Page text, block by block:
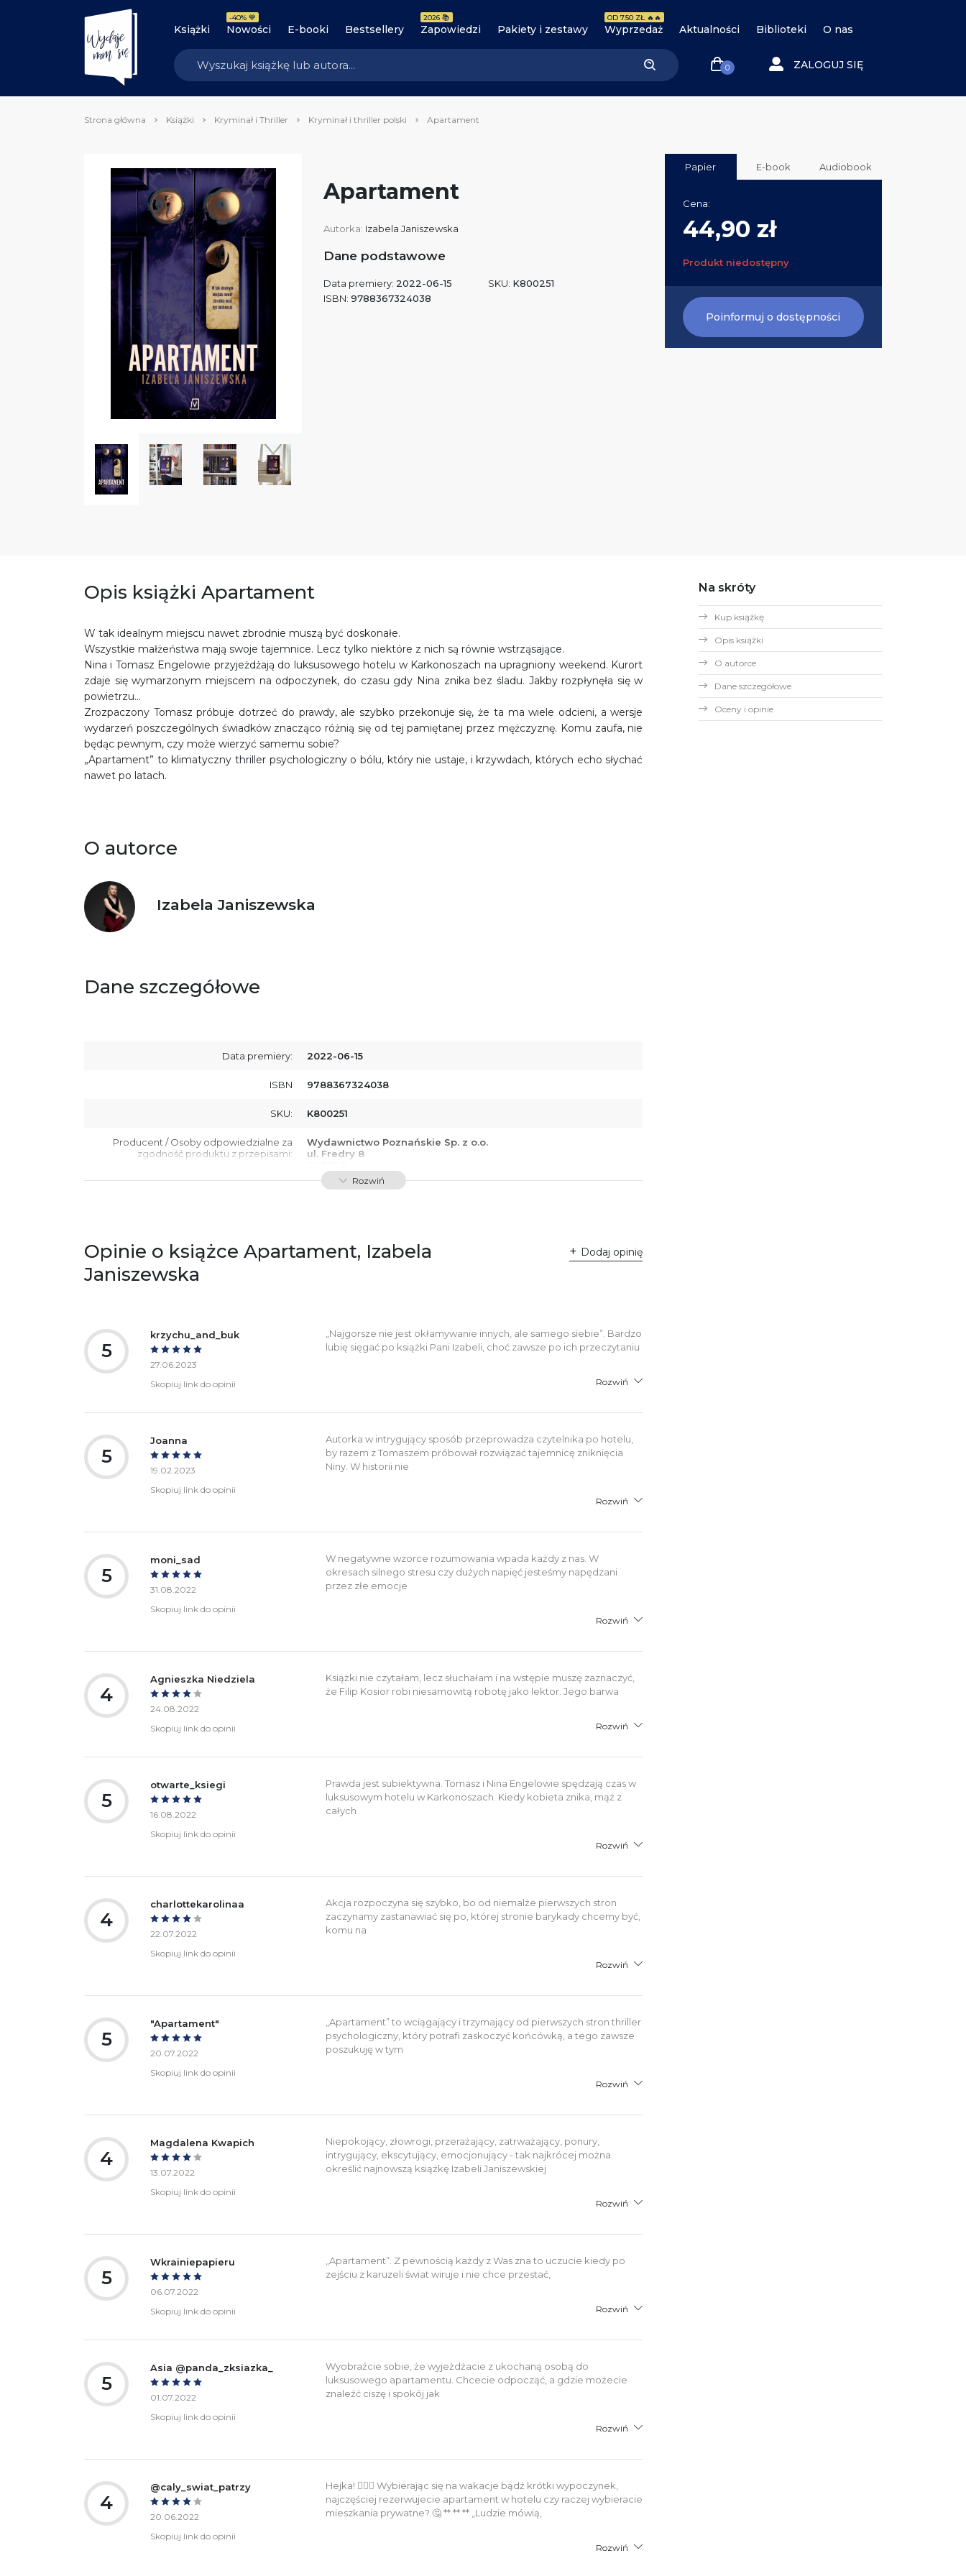
Książki Nowości
-40% 💙
E-booki Bestsellery Zapowiedzi
2026 📚
Pakiety i zestawy Wyprzedaż
OD 7.50 ZŁ 🔥🔥
Aktualności Biblioteki O nas
0 ZALOGUJ SIĘ
Strona główna Książki Kryminał i Thriller Kryminał i thriller polski Apartament
Apartament
Autorka: Izabela Janiszewska
Dane podstawowe
Data premiery: 2022-06-15
ISBN: 9788367324038
SKU: K800251
Papier E-book Audiobook
Cena:
44,90 zł
Produkt niedostępny
Poinformuj o dostępności
Opis książki Apartament
W tak idealnym miejscu nawet zbrodnie muszą być doskonałe.
Wszystkie małżeństwa mają swoje tajemnice. Lecz tylko niektóre z nich są równie wstrząsające.
Nina i Tomasz Engelowie przyjeżdżają do luksusowego hotelu w Karkonoszach na upragniony weekend. Kurort
zdaje się wymarzonym miejscem na odpoczynek, do czasu gdy Nina znika bez śladu. Jakby rozpłynęła się w
powietrzu…
Zrozpaczony Tomasz próbuje dotrzeć do prawdy, ale szybko przekonuje się, że ta ma wiele odcieni, a wersje
wydarzeń poszczególnych świadków znacząco różnią się od tej pamiętanej przez mężczyznę. Komu zaufa, nie
będąc pewnym, czy może wierzyć samemu sobie?
„Apartament” to klimatyczny thriller psychologiczny o bólu, który nie ustaje, i krzywdach, których echo słychać
nawet po latach.
O autorce
Izabela Janiszewska
Dane szczegółowe
Data premiery: 2022-06-15
ISBN 9788367324038
SKU: K800251
Producent / Osoby odpowiedzialne za
zgodność produktu z przepisami:
Wydawnictwo Poznańskie Sp. z o.o.
ul. Fredry 8
Polska
kontakt@wydajenamsie.pl
Rozwiń
Opinie o książce Apartament, Izabela
Janiszewska
Dodaj opinię
5
krzychu_and_buk
27.06.2023
Skopiuj link do opinii
„Najgorsze nie jest okłamywanie innych, ale samego siebie”. Bardzo
lubię sięgać po książki Pani Izabeli, choć zawsze po ich przeczytaniu
Rozwiń
5
Joanna
19.02.2023
Skopiuj link do opinii
Autorka w intrygujący sposób przeprowadza czytelnika po hotelu,
by razem z Tomaszem próbował rozwiązać tajemnicę zniknięcia
Niny. W historii nie
Rozwiń
5
moni_sad
31.08.2022
Skopiuj link do opinii
W negatywne wzorce rozumowania wpada każdy z nas. W
okresach silnego stresu czy dużych napięć jesteśmy napędzani
przez złe emocje
Rozwiń
4
Agnieszka Niedziela
24.08.2022
Skopiuj link do opinii
Książki nie czytałam, lecz słuchałam i na wstępie muszę zaznaczyć,
że Filip Kosior robi niesamowitą robotę jako lektor. Jego barwa
Rozwiń
5
otwarte_ksiegi
16.08.2022
Skopiuj link do opinii
Prawda jest subiektywna. Tomasz i Nina Engelowie spędzają czas w
luksusowym hotelu w Karkonoszach. Kiedy kobieta znika, mąż z
całych
Rozwiń
4
charlottekarolinaa
22.07.2022
Skopiuj link do opinii
Akcja rozpoczyna się szybko, bo od niemalże pierwszych stron
zaczynamy zastanawiać się po, której stronie barykady chcemy być,
komu na
Rozwiń
5
"Apartament"
20.07.2022
Skopiuj link do opinii
„Apartament” to wciągający i trzymający od pierwszych stron thriller
psychologiczny, który potrafi zaskoczyć końcówką, a tego zawsze
poszukuję w tym
Rozwiń
4
Magdalena Kwapich
13.07.2022
Skopiuj link do opinii
Niepokojący, złowrogi, przerażający, zatrważający, ponury,
intrygujący, ekscytujący, emocjonujący - tak najkrócej można
określić najnowszą książkę Izabeli Janiszewskiej
Rozwiń
5
Wkrainiepapieru
06.07.2022
Skopiuj link do opinii
„Apartament”. Z pewnością każdy z Was zna to uczucie kiedy po
zejściu z karuzeli świat wiruje i nie chce przestać,
Rozwiń
5
Asia @panda_zksiazka_
01.07.2022
Skopiuj link do opinii
Wyobraźcie sobie, że wyjeżdżacie z ukochaną osobą do
luksusowego apartamentu. Chcecie odpocząć, a gdzie możecie
znaleźć ciszę i spokój jak
Rozwiń
4
@caly_swiat_patrzy
20.06.2022
Skopiuj link do opinii
Hejka! 🙋🏽‍♀️ Wybierając się na wakacje bądź krótki wypoczynek,
najczęściej rezerwujecie apartament w hotelu czy raczej wybieracie
mieszkania prywatne? 🤔 ** ** ** „Ludzie mówią,
Rozwiń
Na skróty
Kup książkę
Opis książki
O autorce
Dane szczegółowe
Oceny i opinie